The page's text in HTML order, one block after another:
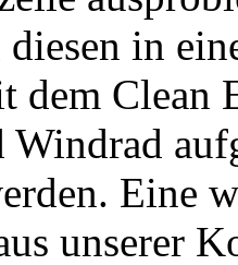
in
dem Clean
Windrad
Eine
unserer